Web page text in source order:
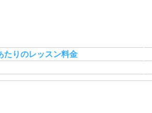
たりのレッスン料金